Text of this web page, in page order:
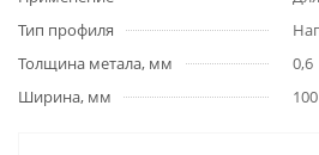
Тип профиля
Толщина метала, мм
0,6
Ширина, мм
100